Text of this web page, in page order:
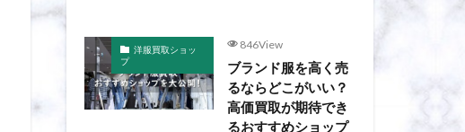
洋服買取ショッ
プ
846View
ブランド服を高く売
るならどこがいい？
高価買取が期待でき
るおすすめショップ